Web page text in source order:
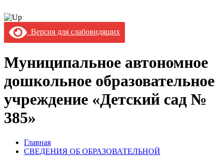
Версия для слабовидящих
Муниципальное автономное
дошкольное образовательное
учреждение «Детский сад №
385»
Главная
СВЕДЕНИЯ ОБ ОБРАЗОВАТЕЛЬНОЙ